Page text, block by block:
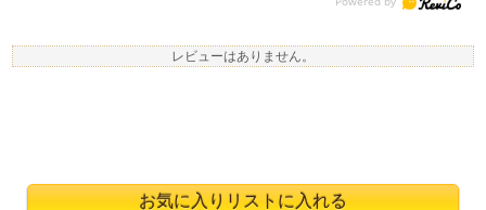
レビューはありません。